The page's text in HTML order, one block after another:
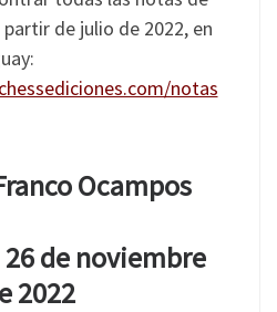
de julio de 2022, en
notas
Ocampos
de noviembre
2022